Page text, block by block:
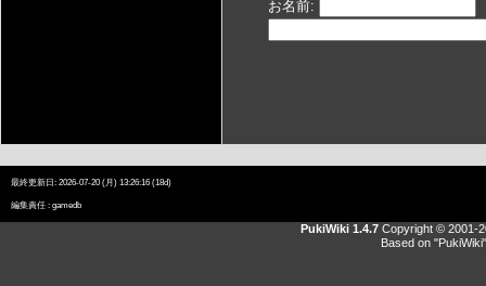
お名前:
最終更新日: 2026-07-20 (月) 13:26:16 (18d)
編集責任 : gamedb
PukiWiki 1.4.7 Copyright © 2001-
Based on